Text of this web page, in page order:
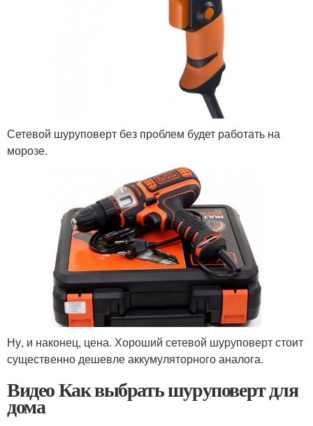
Сетевой шуруповерт без проблем будет работать на
морозе.
Ну, и наконец, цена. Хороший сетевой шуруповерт стоит
существенно дешевле аккумуляторного аналога.
Видео Как выбрать шуруповерт для
дома